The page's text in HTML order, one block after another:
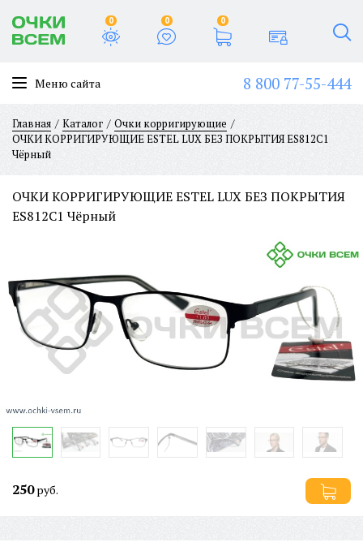
0 0 0
Меню сайта 8 800 77-55-444
Главная Каталог
Очки корригирующие
ОЧКИ КОРРИГИРУЮЩИЕ ESTEL LUX БЕЗ ПОКРЫТИЯ ES812C1
Чёрный
ОЧКИ КОРРИГИРУЮЩИЕ ESTEL LUX БЕЗ ПОКРЫТИЯ
ES812C1 Чёрный
250руб.